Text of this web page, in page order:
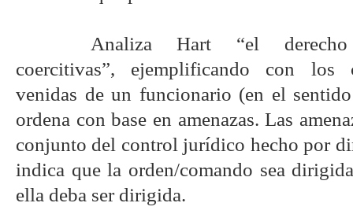
Analiza Hart “el
coercitivas”, ejemplificando con los
venidas de un funcionario (en el
ordena con base en amenazas. Las
conjunto del control jurídico hecho por
indica que la orden/comando sea
ella deba ser dirigida.